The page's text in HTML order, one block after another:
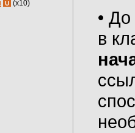
U (x10)
•
в